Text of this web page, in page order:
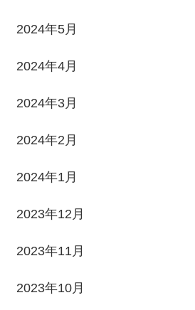
2024年5月
2024年4月
2024年3月
2024年2月
2024年1月
2023年12月
2023年11月
2023年10月